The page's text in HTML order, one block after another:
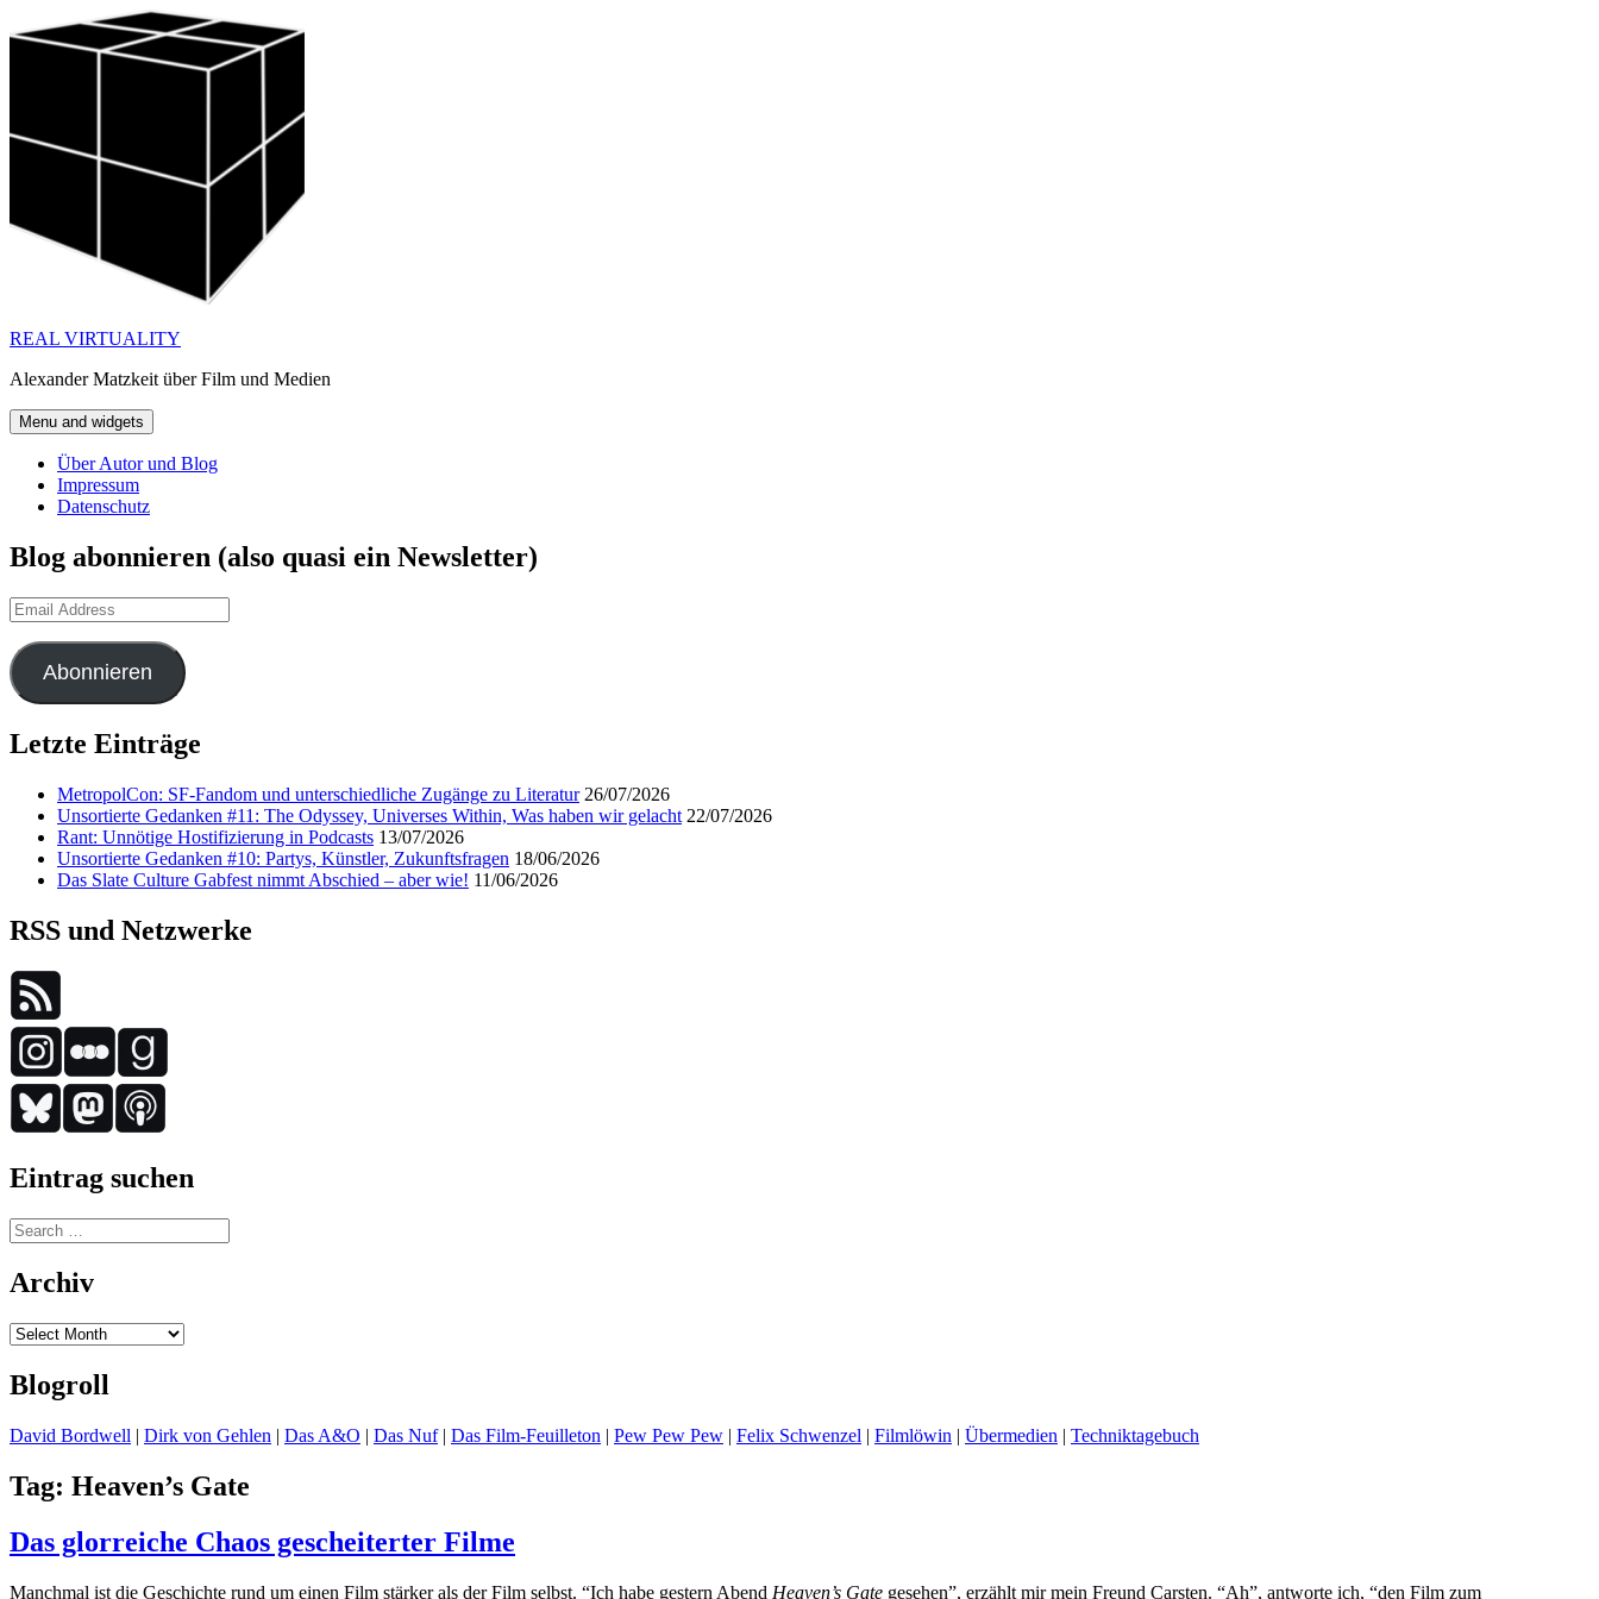
to
REAL VIRTUALITY
Alexander Matzkeit über Film und Medien
Menu and widgets
Über Autor und Blog
Impressum
Datenschutz
Blog abonnieren (also quasi ein Newsletter)
Email
Address
Abonnieren
Letzte Einträge
MetropolCon: SF-Fandom und unterschiedliche Zugänge zu Literatur 26/07/2026
Unsortierte Gedanken #11: The Odyssey, Universes Within, Was haben wir gelacht 22/07/2026
Rant: Unnötige Hostifizierung in Podcasts 13/07/2026
Unsortierte Gedanken #10: Partys, Künstler, Zukunftsfragen 18/06/2026
Das Slate Culture Gabfest nimmt Abschied – aber wie! 11/06/2026
RSS und Netzwerke
Eintrag suchen
Search
for:
Archiv
Archiv
Blogroll
David Bordwell | Dirk von Gehlen | Das A&O | Das Nuf| Das Film-Feuilleton | Pew Pew Pew | Felix Schwenzel | Filmlöwin | Übermedien | Techniktagebuch
Tag: Heaven’s Gate
Das glorreiche Chaos gescheiterter Filme
Manchmal ist die Geschichte rund um einen Film stärker als der Film selbst. “Ich habe gestern Abend Heaven’s Gate gesehen”, erzählt mir mein Freund Carsten. “Ah”, antworte ich, “den Film zum